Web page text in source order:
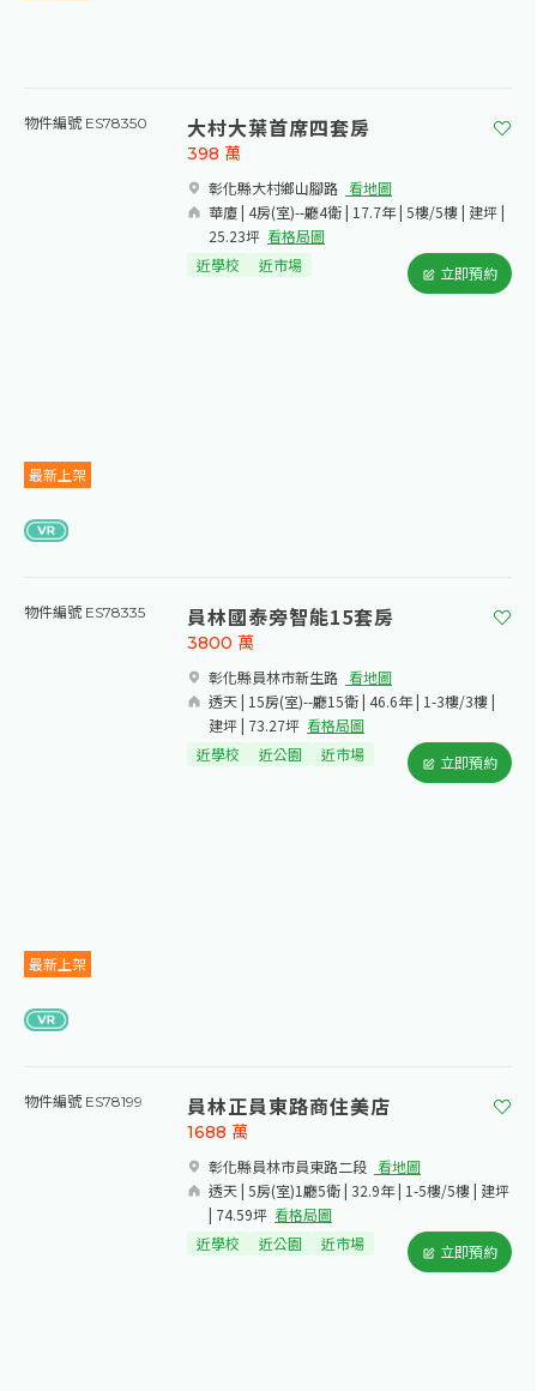
物件編號 ES78350
最新上架
大村大葉首席四套房
彰化縣大村鄉山腳路​ 看地圖
華廈 | 4房(室)--廳4衛 | 17.7年 | 5樓/5樓 | 建坪 |
25.23坪 看格局圖
398 萬
近學校 近市場 立即預約
物件編號 ES78335
最新上架
員林國泰旁智能15套房
彰化縣員林市新生路​ 看地圖
透天 | 15房(室)--廳15衛 | 46.6年 | 1-3樓/3樓 |
建坪 | 73.27坪 看格局圖
3800 萬
近學校 近公園 近市場 立即預約
物件編號 ES78199 員林正員東路商住美店
彰化縣員林市員東路二段​ 看地圖
透天 | 5房(室)1廳5衛 | 32.9年 | 1-5樓/5樓 | 建坪
| 74.59坪 看格局圖
1688 萬
近學校 近公園 近市場 立即預約